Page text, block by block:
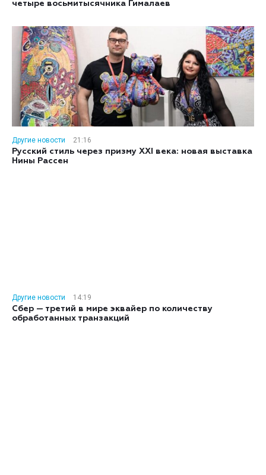
четыре восьмитысячника Гималаев
Другие новости
21:16
Русский стиль через призму XXI века: новая выставка
Нины Рассен
Другие новости
14:19
Сбер — третий в мире эквайер по количеству
обработанных транзакций